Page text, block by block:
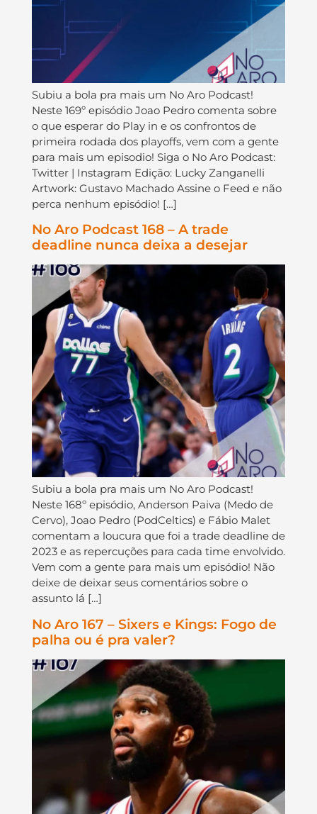
Subiu a bola pra mais um No Aro Podcast!
Neste 169º episódio Joao Pedro comenta sobre
o que esperar do Play in e os confrontos de
primeira rodada dos playoffs, vem com a gente
para mais um episodio! Siga o No Aro Podcast:
Twitter | Instagram Edição: Lucky Zanganelli
Artwork: Gustavo Machado Assine o Feed e não
perca nenhum episódio! […]
No Aro Podcast 168 – A trade
deadline nunca deixa a desejar
Subiu a bola pra mais um No Aro Podcast!
Neste 168º episódio, Anderson Paiva (Medo de
Cervo), Joao Pedro (PodCeltics) e Fábio Malet
comentam a loucura que foi a trade deadline de
2023 e as repercuções para cada time envolvido.
Vem com a gente para mais um episódio! Não
deixe de deixar seus comentários sobre o
assunto lá […]
No Aro 167 – Sixers e Kings: Fogo de
palha ou é pra valer?